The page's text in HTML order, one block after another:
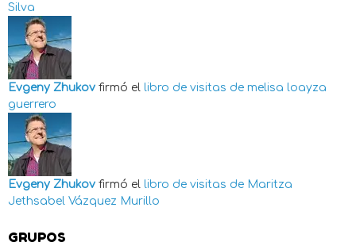
Silva
Evgeny Zhukov firmó el libro de visitas de melisa loayza
guerrero
Evgeny Zhukov firmó el libro de visitas de Maritza
Jethsabel Vázquez Murillo
GRUPOS